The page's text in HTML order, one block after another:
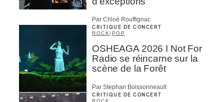
Par Chloé Rouffignac
CRITIQUE DE CONCERT
ROCK/POP
OSHEAGA 2026 I Not For
Radio se réincarne sur la
scène de la Forêt
Par Stephan Boissonneault
CRITIQUE DE CONCERT
ROCK